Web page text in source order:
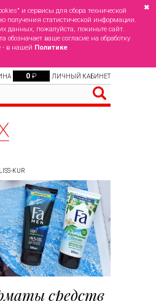
и сервисы для сбора технической
получения статистической информации.
данных, пожалуйста, покиньте сайт.
обозначает ваше согласие на обработку
- в нашей Политике
✖
0 ₽ ЛИЧНЫЙ КАБИНЕТ
KUR
средств